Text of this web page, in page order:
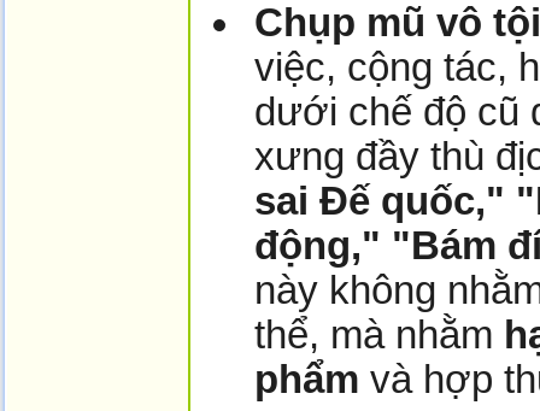
Chụp mũ vô
việc, cộng tác,
dưới chế độ cũ
xưng đầy thù
sai Đế quốc,"
động," "Bám
này không
thể, mà nhằm
phẩm và hợp